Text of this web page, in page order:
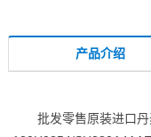
产品介绍
批发零售原装进口